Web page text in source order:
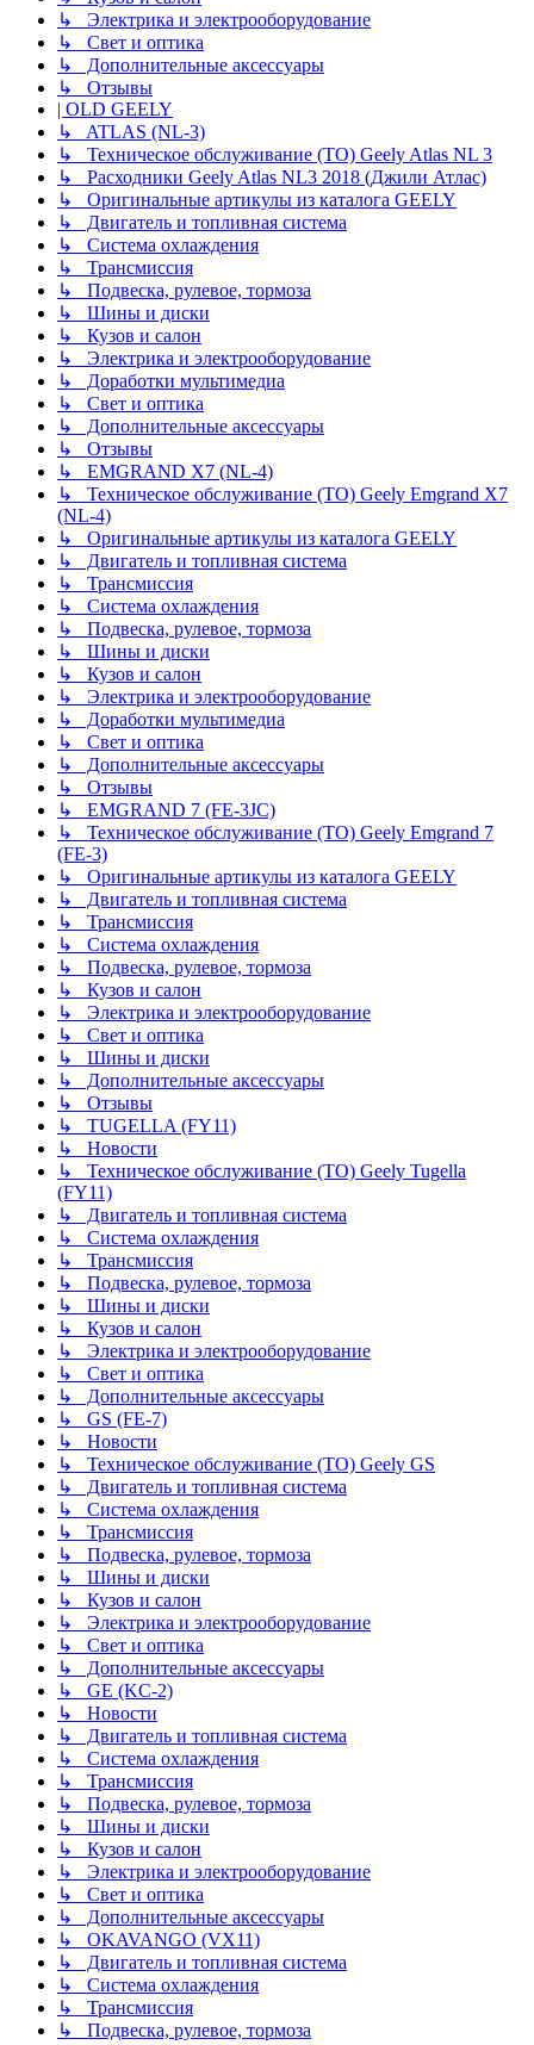
↳ Электрика и электрооборудование
↳ Свет и оптика
↳ Дополнительные аксессуары
↳ Отзывы
| OLD GEELY
↳ ATLAS (NL-3)
↳ Техническое обслуживание (ТО) Geely Atlas NL 3
↳ Расходники Geely Atlas NL3 2018 (Джили Атлас)
↳ Оригинальные артикулы из каталога GEELY
↳ Двигатель и топливная система
↳ Система охлаждения
↳ Трансмиссия
↳ Подвеска, рулевое, тормоза
↳ Шины и диски
↳ Кузов и салон
↳ Электрика и электрооборудование
↳ Доработки мультимедиа
↳ Свет и оптика
↳ Дополнительные аксессуары
↳ Отзывы
↳ EMGRAND X7 (NL-4)
↳ Техническое обслуживание (ТО) Geely Emgrand X7
(NL-4)
↳ Оригинальные артикулы из каталога GEELY
↳ Двигатель и топливная система
↳ Трансмиссия
↳ Система охлаждения
↳ Подвеска, рулевое, тормоза
↳ Шины и диски
↳ Кузов и салон
↳ Электрика и электрооборудование
↳ Доработки мультимедиа
↳ Свет и оптика
↳ Дополнительные аксессуары
↳ Отзывы
↳ EMGRAND 7 (FE-3JC)
↳ Техническое обслуживание (ТО) Geely Emgrand 7
(FE-3)
↳ Оригинальные артикулы из каталога GEELY
↳ Двигатель и топливная система
↳ Трансмиссия
↳ Система охлаждения
↳ Подвеска, рулевое, тормоза
↳ Кузов и салон
↳ Электрика и электрооборудование
↳ Свет и оптика
↳ Шины и диски
↳ Дополнительные аксессуары
↳ Отзывы
↳ TUGELLA (FY11)
↳ Новости
↳ Техническое обслуживание (ТО) Geely Tugella
(FY11)
↳ Двигатель и топливная система
↳ Система охлаждения
↳ Трансмиссия
↳ Подвеска, рулевое, тормоза
↳ Шины и диски
↳ Кузов и салон
↳ Электрика и электрооборудование
↳ Свет и оптика
↳ Дополнительные аксессуары
↳ GS (FE-7)
↳ Новости
↳ Техническое обслуживание (ТО) Geely GS
↳ Двигатель и топливная система
↳ Система охлаждения
↳ Трансмиссия
↳ Подвеска, рулевое, тормоза
↳ Шины и диски
↳ Кузов и салон
↳ Электрика и электрооборудование
↳ Свет и оптика
↳ Дополнительные аксессуары
↳ GE (KC-2)
↳ Новости
↳ Двигатель и топливная система
↳ Система охлаждения
↳ Трансмиссия
↳ Подвеска, рулевое, тормоза
↳ Шины и диски
↳ Кузов и салон
↳ Электрика и электрооборудование
↳ Свет и оптика
↳ Дополнительные аксессуары
↳ OKAVANGO (VX11)
↳ Двигатель и топливная система
↳ Система охлаждения
↳ Трансмиссия
↳ Подвеска, рулевое, тормоза